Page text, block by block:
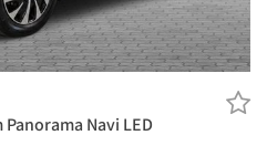
Navi LED